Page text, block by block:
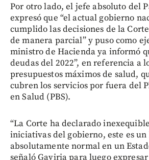
Por otro lado, el jefe absoluto del
expresó que “el actual gobierno
cumplido las decisiones de la
de manera parcial” y puso como
ministro de Hacienda ya informó
deudas del 2022”, en referencia a
presupuestos máximos de salud,
cubren los servicios por fuera del
en Salud (PBS).
“La Corte ha declarado
iniciativas del gobierno, este es un
absolutamente normal en un
señaló Gaviria para luego